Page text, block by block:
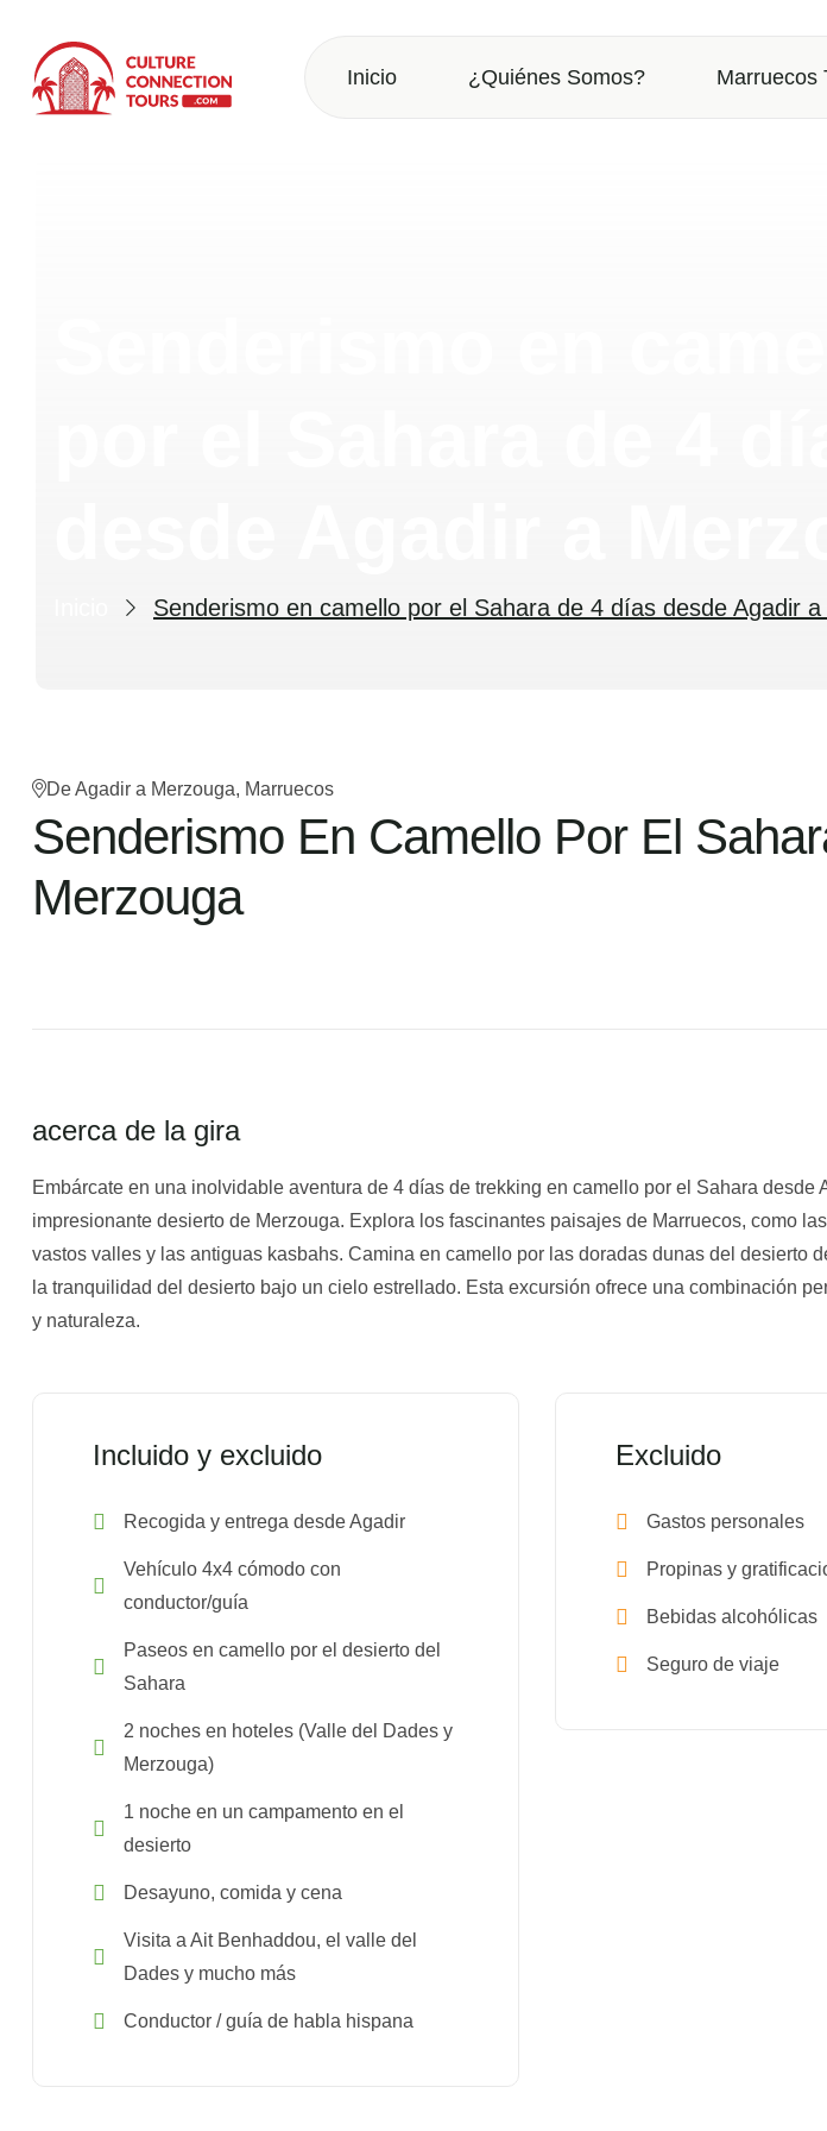
Inicio ¿Quiénes Somos? Marruecos
Senderismo en camello por el Sahara de 4 días desde Agadir
De Agadir a Merzouga, Marruecos
Senderismo En Camello Por El
Merzouga
acerca de la gira
Embárcate en una inolvidable aventura de 4 días de trekking en camello por el Sahara desde
impresionante desierto de Merzouga. Explora los fascinantes paisajes de Marruecos, como
vastos valles y las antiguas kasbahs. Camina en camello por las doradas dunas del desierto
la tranquilidad del desierto bajo un cielo estrellado. Esta excursión ofrece una combinación
y naturaleza.
Incluido y excluido
Recogida y entrega desde Agadir
Vehículo 4x4 cómodo con
conductor/guía
Paseos en camello por el desierto del
Sahara
2 noches en hoteles (Valle del Dades y
Merzouga)
1 noche en un campamento en el
desierto
Desayuno, comida y cena
Visita a Ait Benhaddou, el valle del
Dades y mucho más
Conductor / guía de habla hispana
Excluido
Gastos personales
Propinas y
Bebidas alcohólicas
Seguro de viaje